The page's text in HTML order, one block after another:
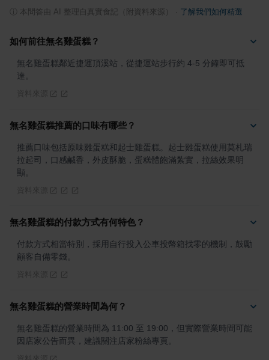
本問答由 AI 整理自真實食記（附資料來源） 了解我們如何精選
如何前往無名雞蛋糕？
無名雞蛋糕鄰近捷運頂溪站，從捷運站步行約 4-5 分鐘即可抵
達。
無名雞蛋糕推薦的口味有哪些？
推薦口味包括原味雞蛋糕和起士雞蛋糕。起士雞蛋糕使用莫札瑞
拉起司，口感鹹香，外皮酥脆，蛋糕體飽滿紮實，拉絲效果明
顯。
無名雞蛋糕的付款方式有何特色？
付款方式相當特別，採用自行投入公車投幣箱找零的機制，鼓勵
顧客自備零錢。
無名雞蛋糕的營業時間為何？
無名雞蛋糕的營業時間為 11:00 至 19:00，但實際營業時間可能
因店家公告而異，建議關注店家粉絲專頁。